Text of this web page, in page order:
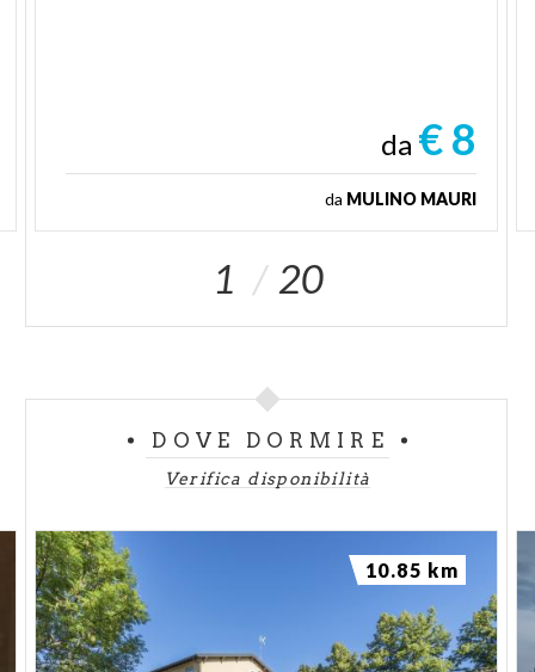
da € 8
da MULINO MAURI
1 20
DOVE DORMIRE
Verifica disponibilità
10.85 km